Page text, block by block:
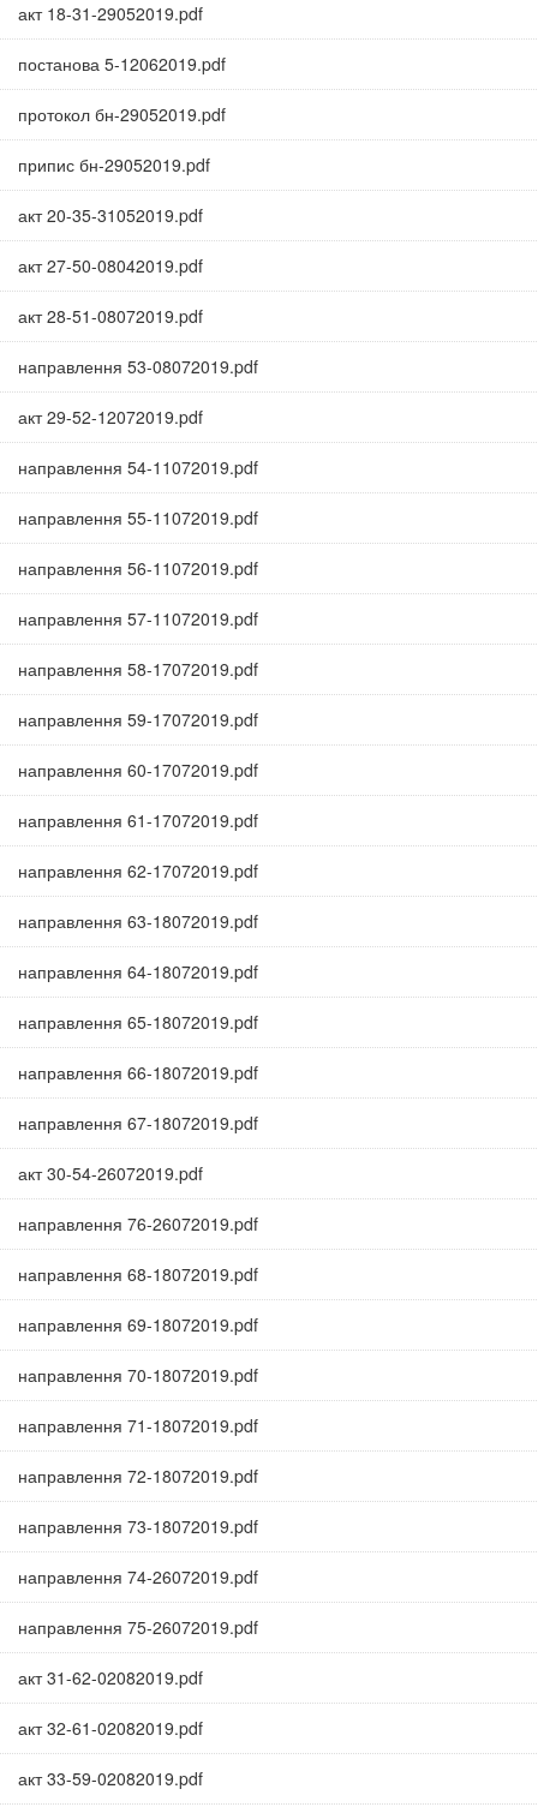
акт 18-31-29052019.pdf
постанова 5-12062019.pdf
протокол бн-29052019.pdf
припис бн-29052019.pdf
акт 20-35-31052019.pdf
акт 27-50-08042019.pdf
акт 28-51-08072019.pdf
направлення 53-08072019.pdf
акт 29-52-12072019.pdf
направлення 54-11072019.pdf
направлення 55-11072019.pdf
направлення 56-11072019.pdf
направлення 57-11072019.pdf
направлення 58-17072019.pdf
направлення 59-17072019.pdf
направлення 60-17072019.pdf
направлення 61-17072019.pdf
направлення 62-17072019.pdf
направлення 63-18072019.pdf
направлення 64-18072019.pdf
направлення 65-18072019.pdf
направлення 66-18072019.pdf
направлення 67-18072019.pdf
акт 30-54-26072019.pdf
направлення 76-26072019.pdf
направлення 68-18072019.pdf
направлення 69-18072019.pdf
направлення 70-18072019.pdf
направлення 71-18072019.pdf
направлення 72-18072019.pdf
направлення 73-18072019.pdf
направлення 74-26072019.pdf
направлення 75-26072019.pdf
акт 31-62-02082019.pdf
акт 32-61-02082019.pdf
акт 33-59-02082019.pdf